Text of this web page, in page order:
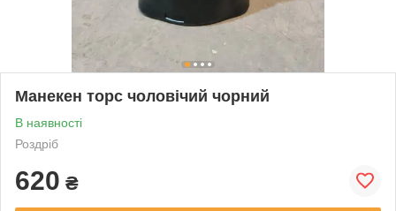
Манекен торс чоловічий чорний
В наявності
Роздріб
620 ₴